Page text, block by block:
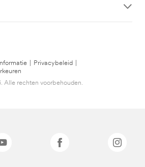
Privacybeleid
rechten voorbehouden.